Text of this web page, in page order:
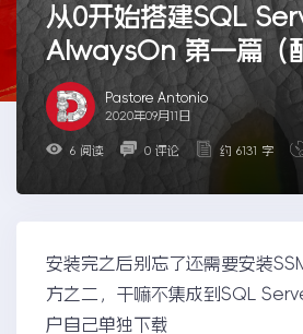
从0开始搭建SQL
AlwaysOn 第一篇（
Pastore Antonio
2020年09月11日
6 阅读 0 评论 约 6131 字
安装完之后别忘了还需要安装
方之二，干嘛不集成到SQL
户自己单独下载